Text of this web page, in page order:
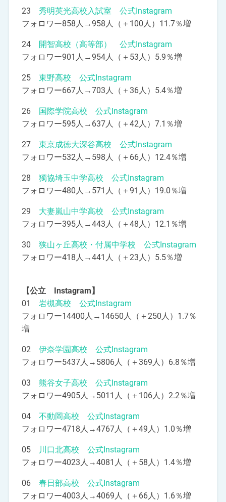
23 秀明英光高校入試室 公式Instagram
フォロワー858人→958人（＋100人）11.7％増
24 開智高校（高等部） 公式Instagram
フォロワー901人→954人（＋53人）5.9％増
25 東野高校 公式Instagram
フォロワー667人→703人（＋36人）5.4％増
26 国際学院高校 公式Instagram
フォロワー595人→637人（＋42人）7.1％増
27 東京成徳大深谷高校 公式Instagram
フォロワー532人→598人（＋66人）12.4％増
28 獨協埼玉中学高校 公式Instagram
フォロワー480人→571人（＋91人）19.0％増
29 大妻嵐山中学高校 公式Instagram
フォロワー395人→443人（＋48人）12.1％増
30 狭山ヶ丘高校・付属中学校 公式Instagram
フォロワー418人→441人（＋23人）5.5％増
【公立 Instagram】
01 岩槻高校 公式Instagram
フォロワー14400人→14650人（＋250人）1.7％
増
02 伊奈学園高校 公式Instagram
フォロワー5437人→5806人（＋369人）6.8％増
03 熊谷女子高校 公式Instagram
フォロワー4905人→5011人（＋106人）2.2％増
04 不動岡高校 公式Instagram
フォロワー4718人→4767人（＋49人）1.0％増
05
川口北高校 公式Instagram
フォロワー4023人→4081人（＋58人）1.4％増
06 春日部高校 公式Instagram
フォロワー4003人→4069人（＋66人）1.6％増